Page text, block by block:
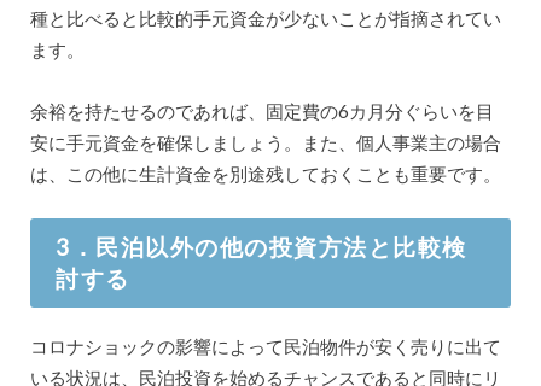
種と比べると比較的手元資金が少ないことが指摘されてい
ます。
余裕を持たせるのであれば、固定費の6カ月分ぐらいを目
安に手元資金を確保しましょう。また、個人事業主の場合
は、この他に生計資金を別途残しておくことも重要です。
3．民泊以外の他の投資方法と比較検
討する
コロナショックの影響によって民泊物件が安く売りに出て
いる状況は、民泊投資を始めるチャンスであると同時にリ